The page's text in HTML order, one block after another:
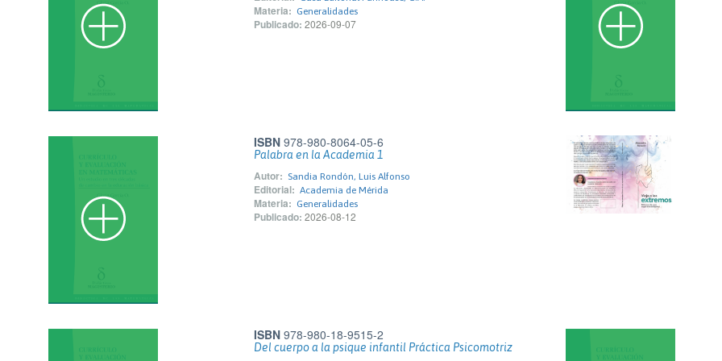
Materia: Generalidades
Publicado: 2026-09-07
ISBN 978-980-8064-05-6
Palabra en la Academia 1
Autor: Sandia Rondón, Luis Alfonso
Editorial: Academia de Mérida
Materia: Generalidades
Publicado: 2026-08-12
ISBN 978-980-18-9515-2
Del cuerpo a la psique infantil Práctica Psicomotriz